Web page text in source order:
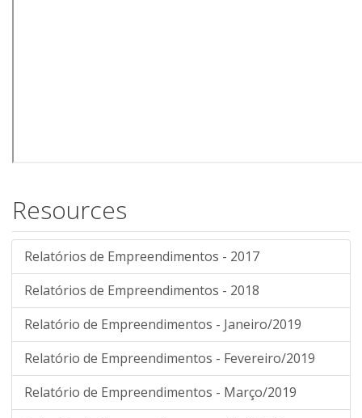
Resources
Relatórios de Empreendimentos - 2017
Relatórios de Empreendimentos - 2018
Relatório de Empreendimentos - Janeiro/2019
Relatório de Empreendimentos - Fevereiro/2019
Relatório de Empreendimentos - Março/2019